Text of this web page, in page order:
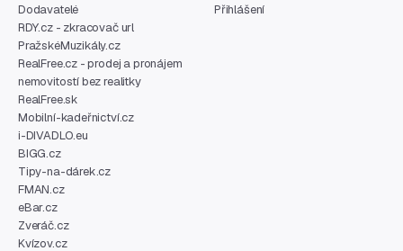
Dodavatelé
RDY.cz - zkracovač url
PražskéMuzikály.cz
RealFree.cz - prodej a pronájem
nemovitostí bez realitky
RealFree.sk
Mobilní-kadeřnictví.cz
i-DIVADLO.eu
BIGG.cz
Tipy-na-dárek.cz
FMAN.cz
eBar.cz
Zveráč.cz
Kvízov.cz
Přihlášení